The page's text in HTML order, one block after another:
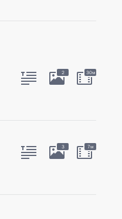
2 30м
3 7м